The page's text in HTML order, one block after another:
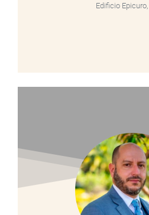
Edificio Epicuro,